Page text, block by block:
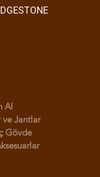
Al
ve Jantlar
Gövde